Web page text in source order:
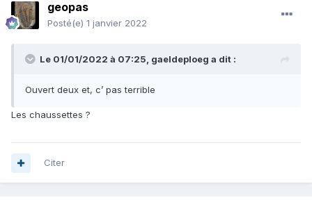
geopas
Posté(e) 1 janvier 2022
Le 01/01/2022 à 07:25, gaeldeploeg a dit :
Ouvert deux et, c’ pas terrible
Les chaussettes ?
Citer